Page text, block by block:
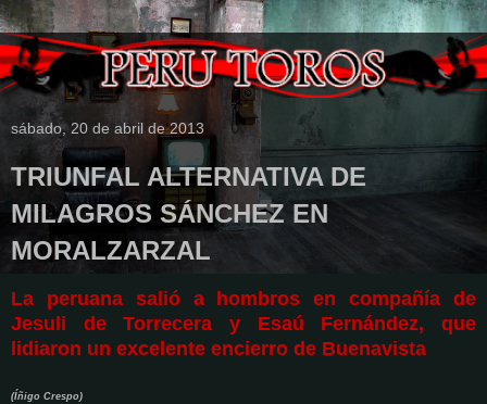
sábado, 20 de abril de 2013
TRIUNFAL ALTERNATIVA DE
MILAGROS SÁNCHEZ EN
MORALZARZAL
La peruana salió a hombros en compañía de
Jesuli de Torrecera y Esaú Fernández, que
lidiaron un excelente encierro de Buenavista
(Íñigo Crespo)